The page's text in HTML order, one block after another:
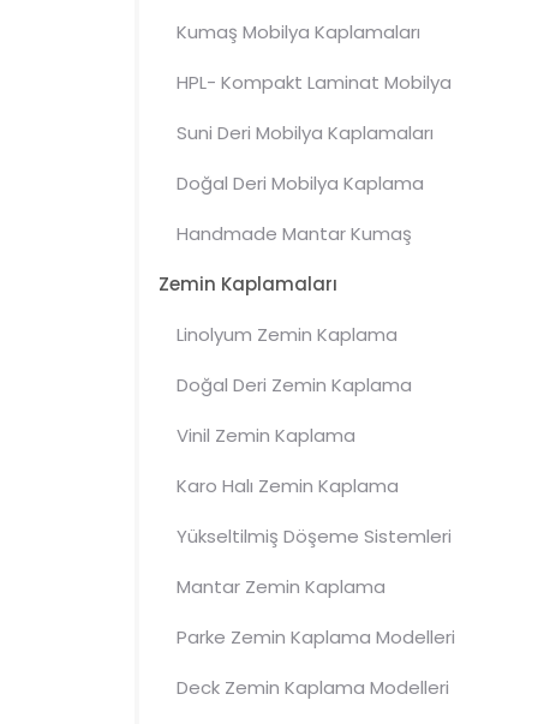
Kaplamaları
Kumaş Mobilya Kaplamaları
HPL- Kompakt Laminat Mobilya
Kaplamaları
Suni Deri Mobilya Kaplamaları
Doğal Deri Mobilya Kaplama
Handmade MantarKumaş
Mobilya Kaplamaları
Zemin Kaplamaları
Linolyum Zemin Kaplama
Doğal Deri Zemin Kaplama
Vinil Zemin Kaplama
Karo Halı Zemin Kaplama
Modelleri
Yükseltilmiş Döşeme Sistemleri
Mantar Zemin Kaplama
Parke Zemin Kaplama Modelleri
Deck Zemin Kaplama Modelleri